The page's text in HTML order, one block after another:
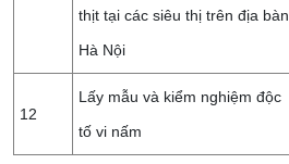
thịt tại các siêu thị trên địa bàn
Hà Nội
12
Lấy mẫu và kiểm nghiệm độc
tố vi nấm